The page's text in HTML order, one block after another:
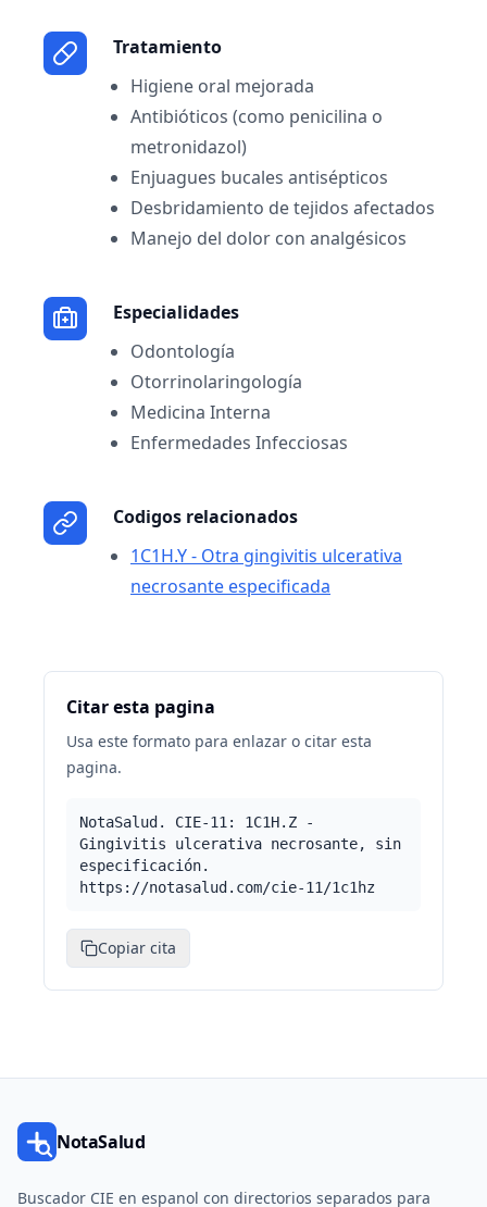
Tratamiento
Higiene oral mejorada
Antibióticos (como penicilina o
metronidazol)
Enjuagues bucales antisépticos
Desbridamiento de tejidos afectados
Manejo del dolor con analgésicos
Especialidades
Odontología
Otorrinolaringología
Medicina Interna
Enfermedades Infecciosas
Codigos relacionados
1C1H.Y - Otra gingivitis ulcerativa
necrosante especificada
Citar esta pagina
Usa este formato para enlazar o citar esta
pagina.
NotaSalud. CIE-11: 1C1H.Z -
Gingivitis ulcerativa necrosante, sin
especificación.
https://notasalud.com/cie-11/1c1hz
Copiar cita
NotaSalud
Buscador CIE en espanol con directorios separados para